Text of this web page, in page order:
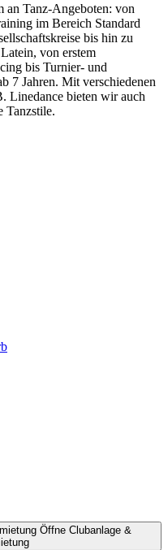
an Tanz-Angeboten: von
im Bereich Standard
bis hin zu
von erstem
bis Turnier- und
7 Jahren. Mit verschiedenen
Linedance bieten wir auch
Tanzstile.
Öffne Clubanlage &